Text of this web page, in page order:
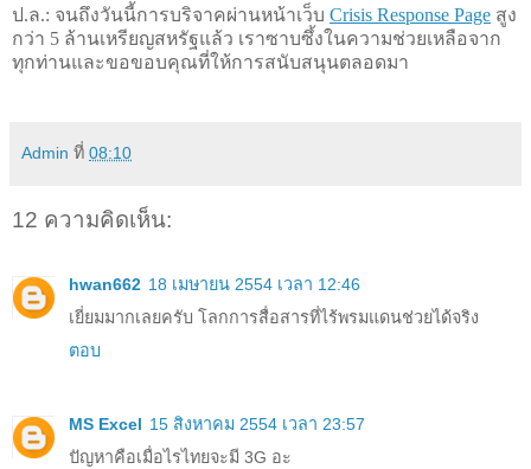
ป.ล.: จนถึงวันนี้การบริจาคผ่านหน้าเว็บ Crisis Response Page สูง
กว่า 5 ล้านเหรียญสหรัฐแล้ว เราซาบซึ้งในความช่วยเหลือจาก
ทุกท่านและขอขอบคุณที่ให้การสนับสนุนตลอดมา
Admin ที่ 08:10
12 ความคิดเห็น:
hwan662 18 เมษายน 2554 เวลา 12:46
เยี่ยมมากเลยครับ โลกการสื่อสารที่ไร้พรมแดนช่วยได้จริง
ตอบ
MS Excel 15 สิงหาคม 2554 เวลา 23:57
ปัญหาคือเมื่อไรไทยจะมี 3G อะ